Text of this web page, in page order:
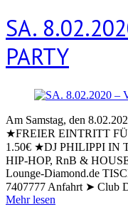
SA.
PARTY
Am Samstag, den
★FREIER EINTRITT
1.50€ ★DJ PHILIPPI IN
HIP-HOP, RnB &
Lounge-Diamond.de
7407777 Anfahrt ➤ Club
Mehr lesen